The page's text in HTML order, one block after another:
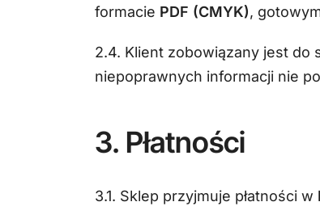
formacie PDF (CMYK),
2.4. Klient zobowiązany jest do
niepoprawnych informacji nie
3. Płatności
3.1. Sklep przyjmuje płatności w